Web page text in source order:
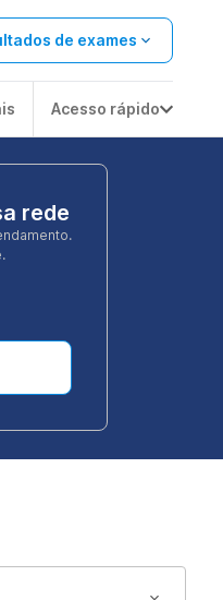
de exames
Acesso rápido
rede